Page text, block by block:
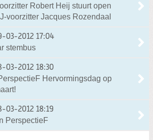
Robert Heij stuurt open
voorzitter Jacques Rozendaal
03-2012 17:04
stembus
03-2012 18:30
Hervormingsdag op
03-2012 18:19
PerspectieF